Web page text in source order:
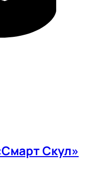
Скул»